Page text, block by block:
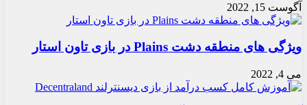
آگوست 15, 2022
ویژگی های منطقه دشت Plains در بازی تاون استار
می 4, 2022